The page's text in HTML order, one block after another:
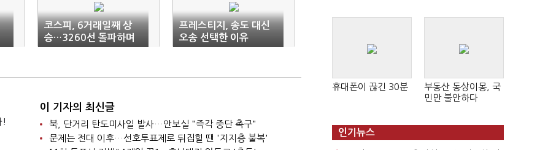
코스피, 6거래일째 상
승…3260선 돌파하며
연중 최고치
프레스티지, 송도 대신
오송 선택한 이유
!
이 기자의 최신글
북, 단거리 탄도미사일 발사…안보실 "즉각 중단 촉구"
문제는 전대 이후…선호투표제로 뒤집힐 땐 '지지층 불복'
휴대폰이 끊긴 30분
부동산 동상이몽, 국
민만 불안하다
인기뉴스